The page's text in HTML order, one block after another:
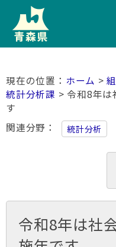
ホーム >
統計分析課 > 令和8年
す
関連分野
統計分析
令和8年は社